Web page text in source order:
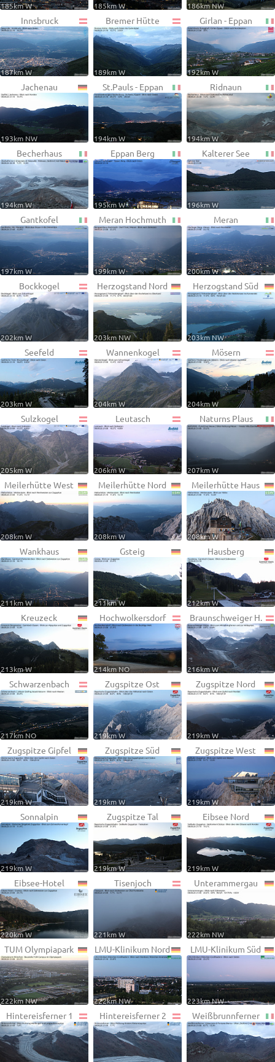
185km W 185km W 186km NW
Innsbruck
187km W
Bremer Hütte
189km W
Girlan - Eppan
192km W
Jachenau
193km NW
St.Pauls - Eppan
194km W
Ridnaun
194km W
Becherhaus
194km W
Eppan Berg
195km W
Kalterer See
196km W
Gantkofel
197km W
Meran Hochmuth
199km W
Meran
200km W
Bockkogel
202km W
Herzogstand Nord
203km NW
Herzogstand Süd
203km NW
Seefeld
203km W
Wannenkogel
204km W
Mösern
204km W
Sulzkogel
205km W
Leutasch
206km W
Naturns Plaus
207km W
Meilerhütte West
208km W
Meilerhütte Nord
208km W
Meilerhütte Haus
208km W
Wankhaus
211km W
Gsteig
211km W
Hausberg
212km W
Kreuzeck
213km W
Hochwolkersdorf
214km NO
Braunschweiger H.
216km W
Schwarzenbach
217km NO
Zugspitze Ost
219km W
Zugspitze Nord
219km W
Zugspitze Gipfel
219km W
Zugspitze Süd
219km W
Zugspitze West
219km W
Sonnalpin
219km W
Zugspitze Tal
219km W
Eibsee Nord
219km W
Eibsee-Hotel
220km W
Tisenjoch
221km W
Unterammergau
222km NW
TUM Olympiapark
222km NW
LMU-Klinikum Nord
222km NW
LMU-Klinikum Süd
223km NW
Hintereisferner 1 Hintereisferner 2 Weißbrunnferner